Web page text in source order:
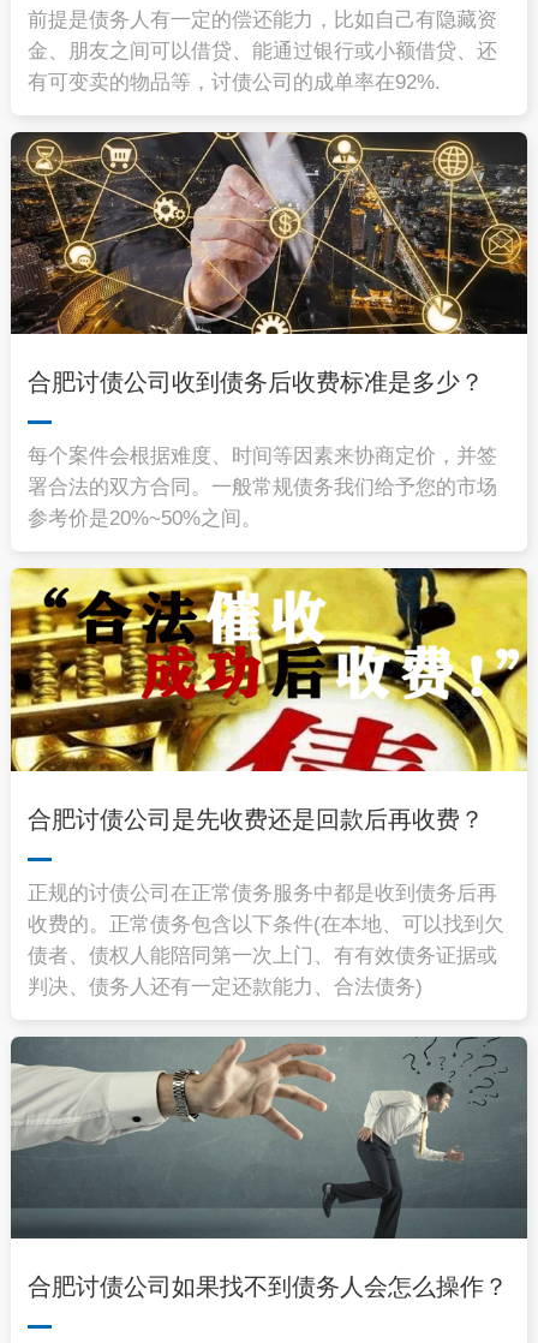
前提是债务人有一定的偿还能力，比如自己有隐藏资
金、朋友之间可以借贷、能通过银行或小额借贷、还
有可变卖的物品等，讨债公司的成单率在92%.
合肥讨债公司收到债务后收费标准是多少？
每个案件会根据难度、时间等因素来协商定价，并签
署合法的双方合同。一般常规债务我们给予您的市场
参考价是20%~50%之间。
合肥讨债公司是先收费还是回款后再收费？
正规的讨债公司在正常债务服务中都是收到债务后再
收费的。正常债务包含以下条件(在本地、可以找到欠
债者、债权人能陪同第一次上门、有有效债务证据或
判决、债务人还有一定还款能力、合法债务)
合肥讨债公司如果找不到债务人会怎么操作？